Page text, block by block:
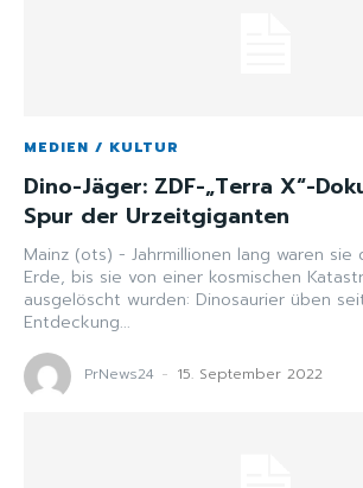
MEDIEN / KULTUR
Dino-Jäger: ZDF-„Terra X“-
Spur der Urzeitgiganten
Mainz (ots) - Jahrmillionen lang waren sie die Herrscher der
Erde, bis sie von einer kosmischen
ausgelöscht wurden: Dinosaurier üben
Entdeckung...
PrNews24 - 15. September 2022